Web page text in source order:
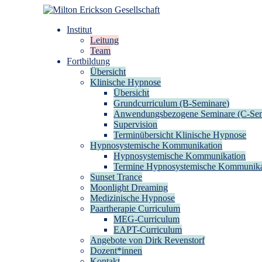
Milton Erickson Gesellschaft
für klinische Hypnose – Regionalstelle Tübingen
Institut
Leitung
Team
Fortbildung
Übersicht
Klinische Hypnose
Übersicht
Grundcurriculum (B-Seminare)
Anwendungsbezogene Seminare (C-
Supervision
Terminübersicht Klinische Hypnose
Hypnosystemische Kommunikation
Hypnosystemische Kommunikation
Termine Hypnosystemische
Sunset Trance
Moonlight Dreaming
Medizinische Hypnose
Paartherapie Curriculum
MEG-Curriculum
EAPT-Curriculum
Angebote von Dirk Revenstorf
Dozent*innen